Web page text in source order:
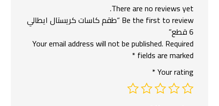
There are no reviews yet.
Be the first to review “طقم كاسات كريستال ايطالي
6 قطع”
Your email address will not be published. Required
fields are marked
*
Your rating
*